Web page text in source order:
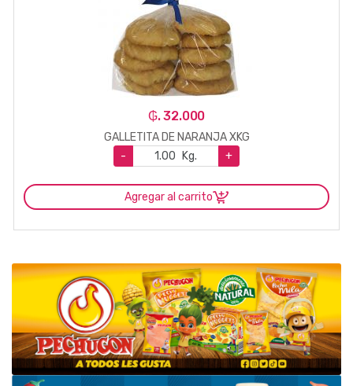
₲. 32.000
GALLETITA DE NARANJA XKG
-
Kg. +
Agregar al carrito